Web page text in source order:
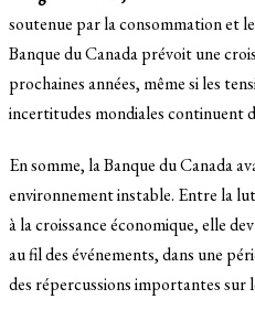
soutenue par la consommation et
Banque du Canada prévoit une
prochaines années, même si les
incertitudes mondiales continuent
En somme, la Banque du Canada
environnement instable. Entre la
à la croissance économique, elle
au fil des événements, dans une
des répercussions importantes sur